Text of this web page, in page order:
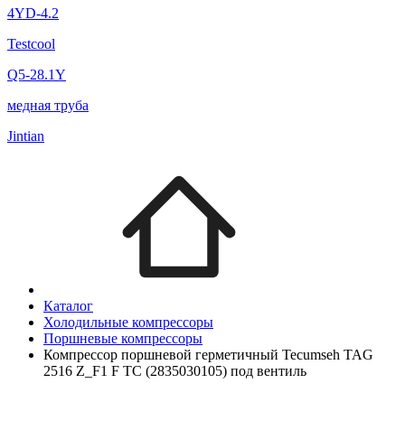
4YD-4.2
Testcool
Q5-28.1Y
медная труба
Jintian
Каталог
Холодильные компрессоры
Поршневые компрессоры
Компрессор поршневой герметичный Tecumseh TAG
2516 Z_F1 F TC (2835030105) под вентиль